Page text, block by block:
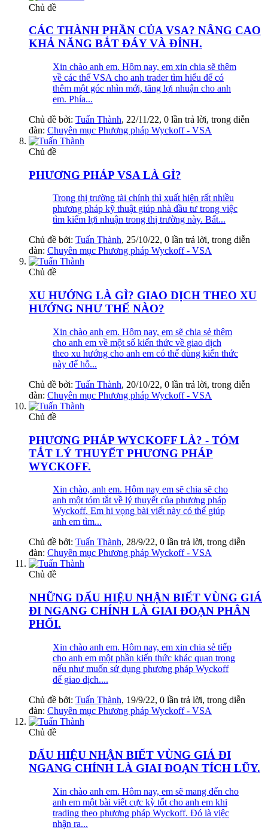
Chủ đề
CÁC THÀNH PHẦN CỦA VSA? NÂNG CAO
KHẢ NĂNG BẮT ĐÁY VÀ ĐỈNH.
Xin chào anh em. Hôm nay, em xin chia sẽ thêm
về các thế VSA cho anh trader tìm hiểu để có
thêm một góc nhìn mới, tăng lợi nhuận cho anh
em. Phía...
Chủ đề bởi: Tuấn Thành, 22/11/22, 0 lần trả lời, trong diễn
đàn: Chuyên mục Phương pháp Wyckoff - VSA
Chủ đề
PHƯƠNG PHÁP VSA LÀ GÌ?
Trong thị trường tài chính thì xuất hiện rất nhiều
phương pháp kỹ thuật giúp nhà đầu tư trong việc
tìm kiếm lợi nhuận trong thị trường này. Bất...
Chủ đề bởi: Tuấn Thành, 25/10/22, 0 lần trả lời, trong diễn
đàn: Chuyên mục Phương pháp Wyckoff - VSA
Chủ đề
XU HƯỚNG LÀ GÌ? GIAO DỊCH THEO XU
HƯỚNG NHƯ THẾ NÀO?
Xin chào anh em. Hôm nay, em sẽ chia sẻ thêm
cho anh em về một số kiến thức về giao dịch
theo xu hướng cho anh em có thể dùng kiến thức
này để hỗ...
Chủ đề bởi: Tuấn Thành, 20/10/22, 0 lần trả lời, trong diễn
đàn: Chuyên mục Phương pháp Wyckoff - VSA
Chủ đề
PHƯƠNG PHÁP WYCKOFF LÀ? - TÓM
TẮT LÝ THUYẾT PHƯƠNG PHÁP
WYCKOFF.
Xin chào, anh em. Hôm nay em sẽ chia sẽ cho
anh một tóm tắt về lý thuyết của phương pháp
Wyckoff. Em hi vọng bài viết này có thể giúp
anh em tìm...
Chủ đề bởi: Tuấn Thành, 28/9/22, 0 lần trả lời, trong diễn
đàn: Chuyên mục Phương pháp Wyckoff - VSA
Chủ đề
NHỮNG DẤU HIỆU NHẬN BIẾT VÙNG GIÁ
ĐI NGANG CHÍNH LÀ GIAI ĐOẠN PHÂN
PHỐI.
Xin chào anh em. Hôm nay, em xin chia sẻ tiếp
cho anh em một phần kiến thức khác quan trọng
nếu như muốn sử dụng phương pháp Wyckoff
để giao dịch....
Chủ đề bởi: Tuấn Thành, 19/9/22, 0 lần trả lời, trong diễn
đàn: Chuyên mục Phương pháp Wyckoff - VSA
Chủ đề
DẤU HIỆU NHẬN BIẾT VÙNG GIÁ ĐI
NGANG CHÍNH LÀ GIAI ĐOẠN TÍCH LŨY.
Xin chào anh em. Hôm nay, em sẽ mang đến cho
anh em một bài viết cực kỳ tốt cho anh em khi
trading theo phương pháp Wyckoff. Đó là việc
nhận ra...